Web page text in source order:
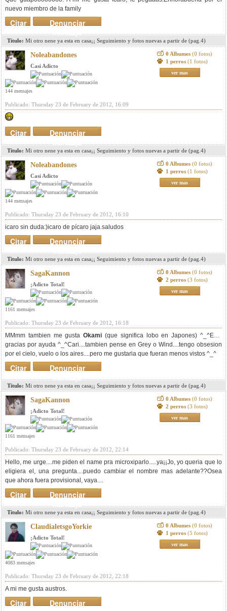
nuevo miembro de la family
Denunciar
mensaje
Citar
Titulo: Mi otro nene ya esta en casa¡¡ Seguimiento y fotos nuevas a partir de (pag.4)
Noleabandones
Casi Adicto
144 mensajes
0 Albumes (0 fotos)
1 perros (1 fotos)
ver mas
Publicado: Thursday 23 de February de 2012, 16:09
Denunciar
mensaje
Citar
Titulo: Mi otro nene ya esta en casa¡¡ Seguimiento y fotos nuevas a partir de (pag.4)
Noleabandones
Casi Adicto
144 mensajes
0 Albumes (0 fotos)
1 perros (1 fotos)
ver mas
Publicado: Thursday 23 de February de 2012, 16:10
icaro sin duda:)icaro de pícaro jaja.saludos
Denunciar
mensaje
Citar
Titulo: Mi otro nene ya esta en casa¡¡ Seguimiento y fotos nuevas a partir de (pag.4)
SagaKannon
¡Adicto Total!
1161 mensajes
0 Albumes (0 fotos)
2 perros (3 fotos)
ver mas
Publicado: Thursday 23 de February de 2012, 16:18
MMmm tambien me gustaOkami(que significa lobo en Japones) ^_^Edit;
gracias por ayuda ^_^Cari....tambien pense en Grey o Wind....tengo obsesion
por el cielo, vuelo o los aires....pero me gustaria que fueran menos vistos ^_^
Denunciar
mensaje
Citar
Titulo: Mi otro nene ya esta en casa¡¡ Seguimiento y fotos nuevas a partir de (pag.4)
SagaKannon
¡Adicto Total!
1161 mensajes
0 Albumes (0 fotos)
2 perros (3 fotos)
ver mas
Publicado: Thursday 23 de February de 2012, 22:14
Hello, me urge....me piden el name pra microxiparlo.....ya¡¡Jo, yo queria que lo
eligiera el, una pregunta....puedo cambiar el nombre mas adelante??Osea
que ahora fuera provisional, vaya....
Denunciar
mensaje
Citar
Titulo: Mi otro nene ya esta en casa¡¡ Seguimiento y fotos nuevas a partir de (pag.4)
ClaudialetsgoYorkie
¡Adicto Total!
4083 mensajes
0 Albumes (0 fotos)
1 perros (5 fotos)
ver mas
Publicado: Thursday 23 de February de 2012, 22:18
A mi me gusta austros.
Denunciar
Citar